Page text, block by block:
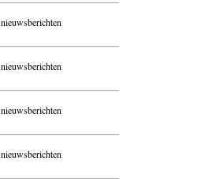
nieuwsberichten
nieuwsberichten
nieuwsberichten
nieuwsberichten